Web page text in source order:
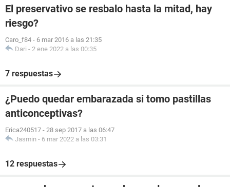
El preservativo se resbalo hasta la mitad, hay
riesgo?
Caro_f84 - 6 mar 2016 a las 21:35
Dari - 2 ene 2022 a las 00:35
7 respuestas
¿Puedo quedar embarazada si tomo pastillas
anticonceptivas?
Erica240517 - 28 sep 2017 a las 06:47
Jasmin - 6 mar 2022 a las 03:31
12 respuestas